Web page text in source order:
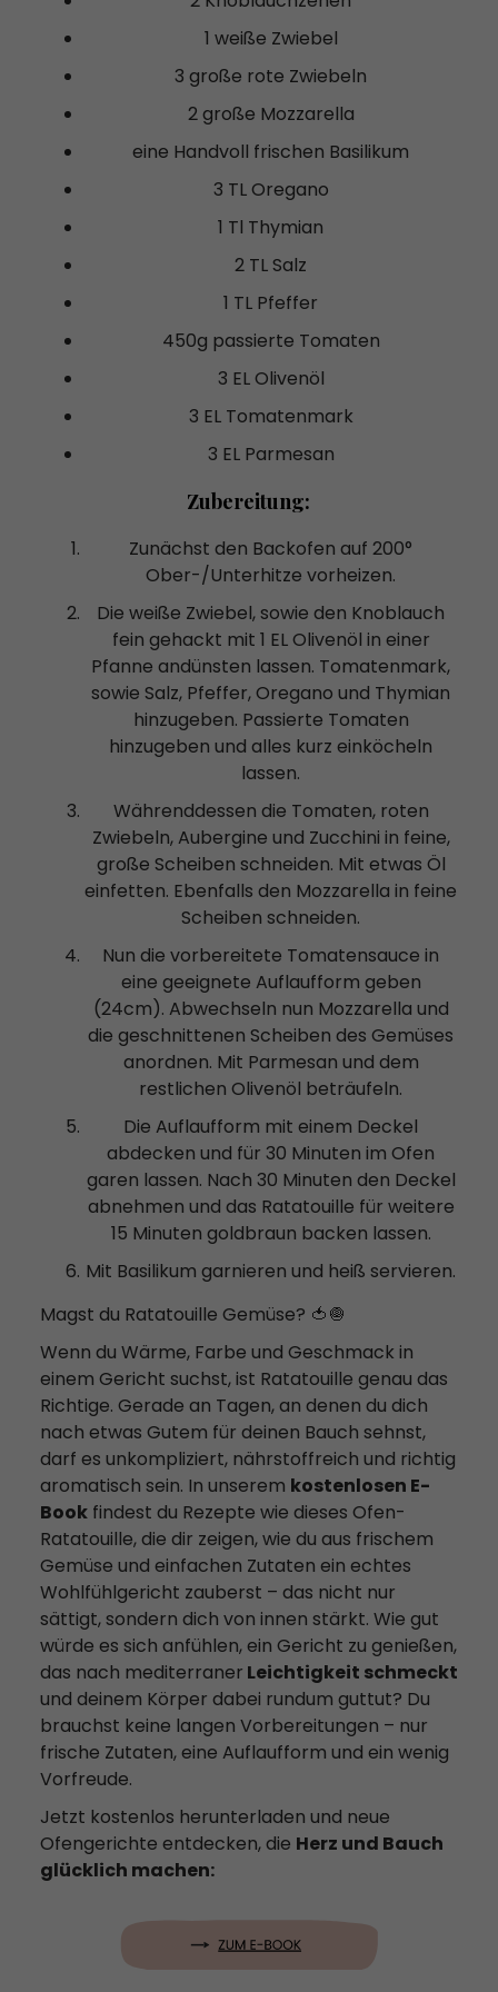
1 weiße Zwiebel
3 große rote Zwiebeln
2 große Mozzarella
eine Handvoll frischen Basilikum
3 TL Oregano
1 Tl Thymian
2 TL Salz
1 TL Pfeffer
450g passierte Tomaten
3 EL Olivenöl
3 EL Tomatenmark
3 EL Parmesan
Zubereitung:
Zunächst den Backofen auf 200°
Ober-/Unterhitze vorheizen.
Die weiße Zwiebel, sowie den Knoblauch
fein gehackt mit 1 EL Olivenöl in einer
Pfanne andünsten lassen. Tomatenmark,
sowie Salz, Pfeffer, Oregano und Thymian
hinzugeben. Passierte Tomaten
hinzugeben und alles kurz einköcheln
lassen.
Währenddessen die Tomaten, roten
Zwiebeln, Aubergine und Zucchini in feine,
große Scheiben schneiden. Mit etwas Öl
einfetten. Ebenfalls den Mozzarella in feine
Scheiben schneiden.
Nun die vorbereitete Tomatensauce in
eine geeignete Auflaufform geben
(24cm). Abwechseln nun Mozzarella und
die geschnittenen Scheiben des Gemüses
anordnen. Mit Parmesan und dem
restlichen Olivenöl beträufeln.
Die Auflaufform mit einem Deckel
abdecken und für 30 Minuten im Ofen
garen lassen. Nach 30 Minuten den Deckel
abnehmen und das Ratatouille für weitere
15 Minuten goldbraun backen lassen.
Mit Basilikum garnieren und heiß servieren.
Magst du Ratatouille Gemüse? 🍅🧅
Wenn du Wärme, Farbe und Geschmack in
einem Gericht suchst, ist Ratatouille genau das
Richtige. Gerade an Tagen, an denen du dich
nach etwas Gutem für deinen Bauch sehnst,
darf es unkompliziert, nährstoffreich und richtig
aromatisch sein. In unserem kostenlosen E-
Bookfindest du Rezepte wie dieses Ofen-
Ratatouille, die dir zeigen, wie du aus frischem
Gemüse und einfachen Zutaten ein echtes
Wohlfühlgericht zauberst – das nicht nur
sättigt, sondern dich von innen stärkt. Wie gut
würde es sich anfühlen, ein Gericht zu genießen,
das nach mediterraner Leichtigkeit schmeckt
und deinem Körper dabei rundum guttut? Du
brauchst keine langen Vorbereitungen – nur
frische Zutaten, eine Auflaufform und ein wenig
Vorfreude.
Jetzt kostenlos herunterladen und neue
Ofengerichte entdecken, die Herz und Bauch
glücklich machen: